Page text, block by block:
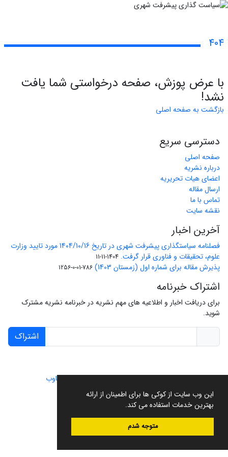
این وب سایت از کوکی ها برای اطمینان از ارائه
بهترین خدمات استفاده می کند.
متوجه شدم
404
با عرض پوزش، صفحه درخواستی شما یافت
نشد!
بازگشت به صفحه اصلی
دسترسی سریع
صفحه اصلی
درباره نشریه
اعضای هیات تحریریه
ارسال مقاله
تماس با ما
نقشه سایت
آخرین اخبار
فصلنامه سیاستگذاری پیشرفت شهری در تاریخ 1404/10/16 مورد تایید وزارت
علوم، تحقیقات و فناوری قرار گرفت. 1404-11-11
پذیرش مقاله برای شماره اول (زمستان 1403) 786-01-0-1256
اشتراک خبرنامه
برای دریافت اخبار و اطلاعیه های مهم نشریه در خبرنامه نشریه مشترک
شوید.
اشتراک
سامانه مدیریت نشریات علمی.طراحی و پیاده سازی ازسیناوب